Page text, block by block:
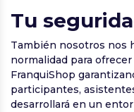
Tu
También nosotros nos
normalidad para
FranquiShop
participantes,
desarrollará en un